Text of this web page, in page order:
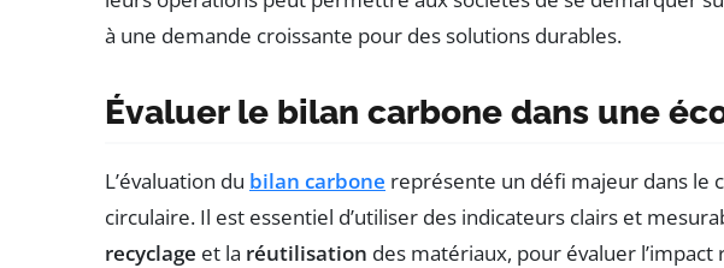
à une demande croissante pour des solutions durables.
Évaluer le bilan carbone dans une
L’évaluation du bilan carbone représente un défi majeur dans le
circulaire. Il est essentiel d’utiliser des indicateurs clairs et
recyclage et la réutilisation des matériaux, pour évaluer